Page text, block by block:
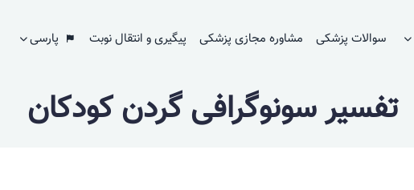
سوالات پزشکی مشاوره مجازی پزشکی پیگیری و انتقال نوبت پارسی
تفسیر سونوگرافی گردن کودکان